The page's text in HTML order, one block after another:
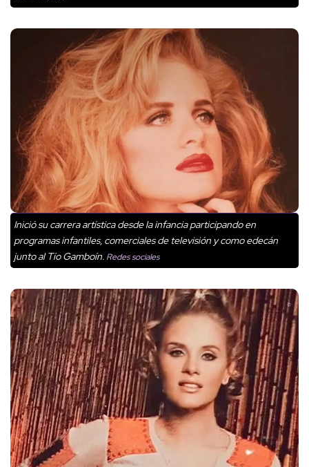
Inició su carrera artística desde la infancia participando en
programas infantiles, comerciales de televisión y como edecán
junto al Tío Gamboín. Redes sociales